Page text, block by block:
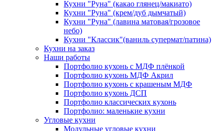
Кухни "Руна" (какао глянец/макиато)
Кухни "Руна" (крем/дуб дымчатый)
Кухни "Руна" (лавина матовая/грозовое
небо)
Кухни "Классик"(ваниль супермат/патина)
Кухни на заказ
Наши работы
Портфолио кухонь с МДФ плёнкой
Портфолио кухонь МДФ Акрил
Портфолио кухонь с крашеным МДФ
Портфолио кухонь ДСП
Портфолио классических кухонь
Портфолио: маленькие кухни
Угловые кухни
Модульные угловые кухни